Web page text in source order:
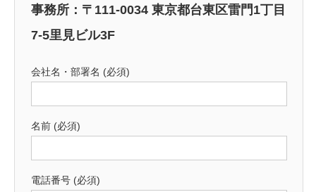
事務所：〒111-0034 東京都台東区雷門1丁目
7-5里見ビル3F
会社名・部署名 (必須)
名前 (必須)
電話番号 (必須)